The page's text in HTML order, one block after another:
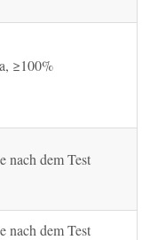
≥100%
nach dem Test
nach dem Test